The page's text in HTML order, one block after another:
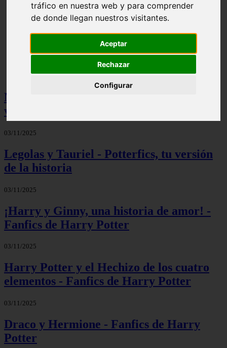
tráfico en nuestra web y para comprender
de donde llegan nuestros visitantes.
Aceptar
Rechazar
Configurar
Otra vez - Potterfics, tu versión de la historia
Mis palabras favoritas - Potterfics, tu
versión de la historia
03/11/2025
Legolas y Tauriel - Potterfics, tu versión
de la historia
03/11/2025
¡Harry y Ginny, una historia de amor! -
Fanfics de Harry Potter
03/11/2025
Harry Potter y el Hechizo de los cuatro
elementos - Fanfics de Harry Potter
03/11/2025
Draco y Hermione - Fanfics de Harry
Potter